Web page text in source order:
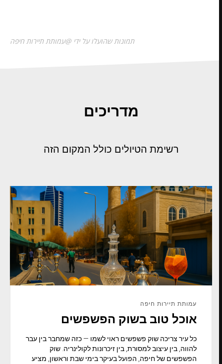
תמונות שהועלו על ידי @עמותת תיירות חיפה
מדריכים
רשימת הטיולים כולל המקום הזה
עמותת תיירות חיפה
אוכל טוב בשוק הפשפשים
כל עיר צריכה שוק פשפשים ראוי לשמו — כזה שמחבר בין עבר
להווה, בין עיצוב למסורת, בין זיכרונות לקולינריה. שוק
הפשפשים של חיפה, הפועל בעיקר בימי שבת וראשון, מציע